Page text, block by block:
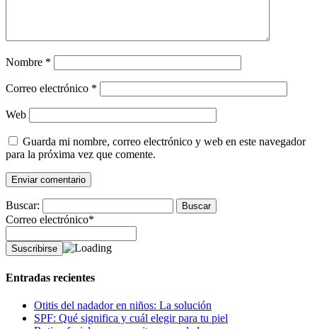
Nombre *
Correo electrónico *
Web
Guarda mi nombre, correo electrónico y web en este navegador
para la próxima vez que comente.
Buscar:
Correo electrónico*
Entradas recientes
Otitis del nadador en niños: La solución
SPF: Qué significa y cuál elegir para tu piel